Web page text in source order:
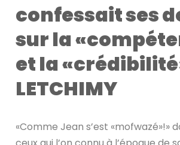
confessait ses
sur la
et la
LETCHIMY
«Comme Jean s’est «mofwazé»!»